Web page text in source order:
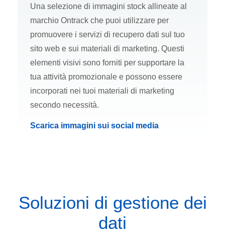
Una selezione di immagini stock allineate al
marchio Ontrack che puoi utilizzare per
promuovere i servizi di recupero dati sul tuo
sito web e sui materiali di marketing. Questi
elementi visivi sono forniti per supportare la
tua attività promozionale e possono essere
incorporati nei tuoi materiali di marketing
secondo necessità.
Scarica immagini sui social media
Soluzioni di gestione dei
dati